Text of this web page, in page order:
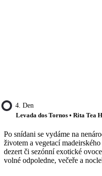
4. Den
Levada dos Tornos • Rita Tea
Po snídani se vydáme na
životem a vegetací
dezert či sezónní exotické
volné odpoledne, večeře a